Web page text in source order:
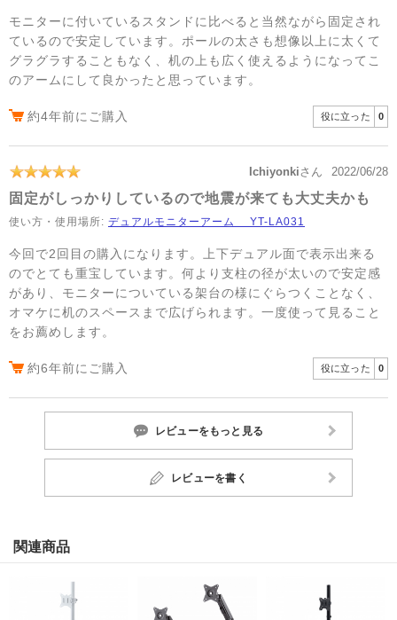
モニターに付いているスタンドに比べると当然ながら固定され
ているので安定しています。ポールの太さも想像以上に太くて
グラグラすることもなく、机の上も広く使えるようになってこ
のアームにして良かったと思っています。
約4年前にご購入 役に立った 0
Ichiyonkiさん 2022/06/28
固定がしっかりしているので地震が来ても大丈夫かも
使い方・使用場所: デュアルモニターアーム YT-LA031
今回で2回目の購入になります。上下デュアル面で表示出来る
のでとても重宝しています。何より支柱の径が太いので安定感
があり、モニターについている架台の様にぐらつくことなく、
オマケに机のスペースまで広げられます。一度使って見ること
をお薦めします。
約6年前にご購入 役に立った 0
レビューをもっと見る
レビューを書く
関連商品